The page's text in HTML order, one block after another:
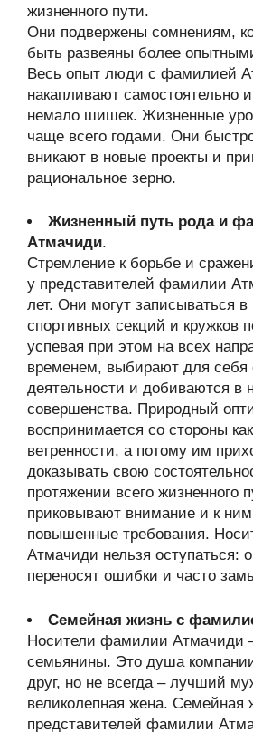
жизненного пути.
Они подвержены сомнениям,
быть развеяны более
Весь опыт люди с фамилией
накапливают самостоятельно
немало шишек. Жизненные
чаще всего годами. Они
вникают в новые проекты и
рациональное зерно.
Жизненный путь рода и
Атмачиди.
Стремление к борьбе и
у представителей фамилии
лет. Они могут записываться в
спортивных секций и кружков
успевая при этом на всех
временем, выбирают для себя
деятельности и добиваются в
совершенства. Природный
воспринимается со стороны
ветренности, а потому им
доказывать свою
протяжении всего жизненного
приковывают внимание и к
повышенные требования.
Атмачиди нельзя оступаться:
переносят ошибки и часто
Семейная жизнь с
Носители фамилии Атмачиди
семьянины. Это душа
друг, но не всегда – лучший
великолепная жена. Семейная
представителей фамилии